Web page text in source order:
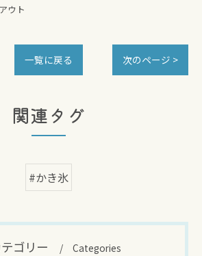
ウト
一覧に戻る 次のページ >
関連タグ
#かき氷
ゴリー Categories